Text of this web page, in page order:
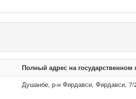
Полный адрес на государственном
Душанбе, р-н Фирдавси, Фирдавси, 7/